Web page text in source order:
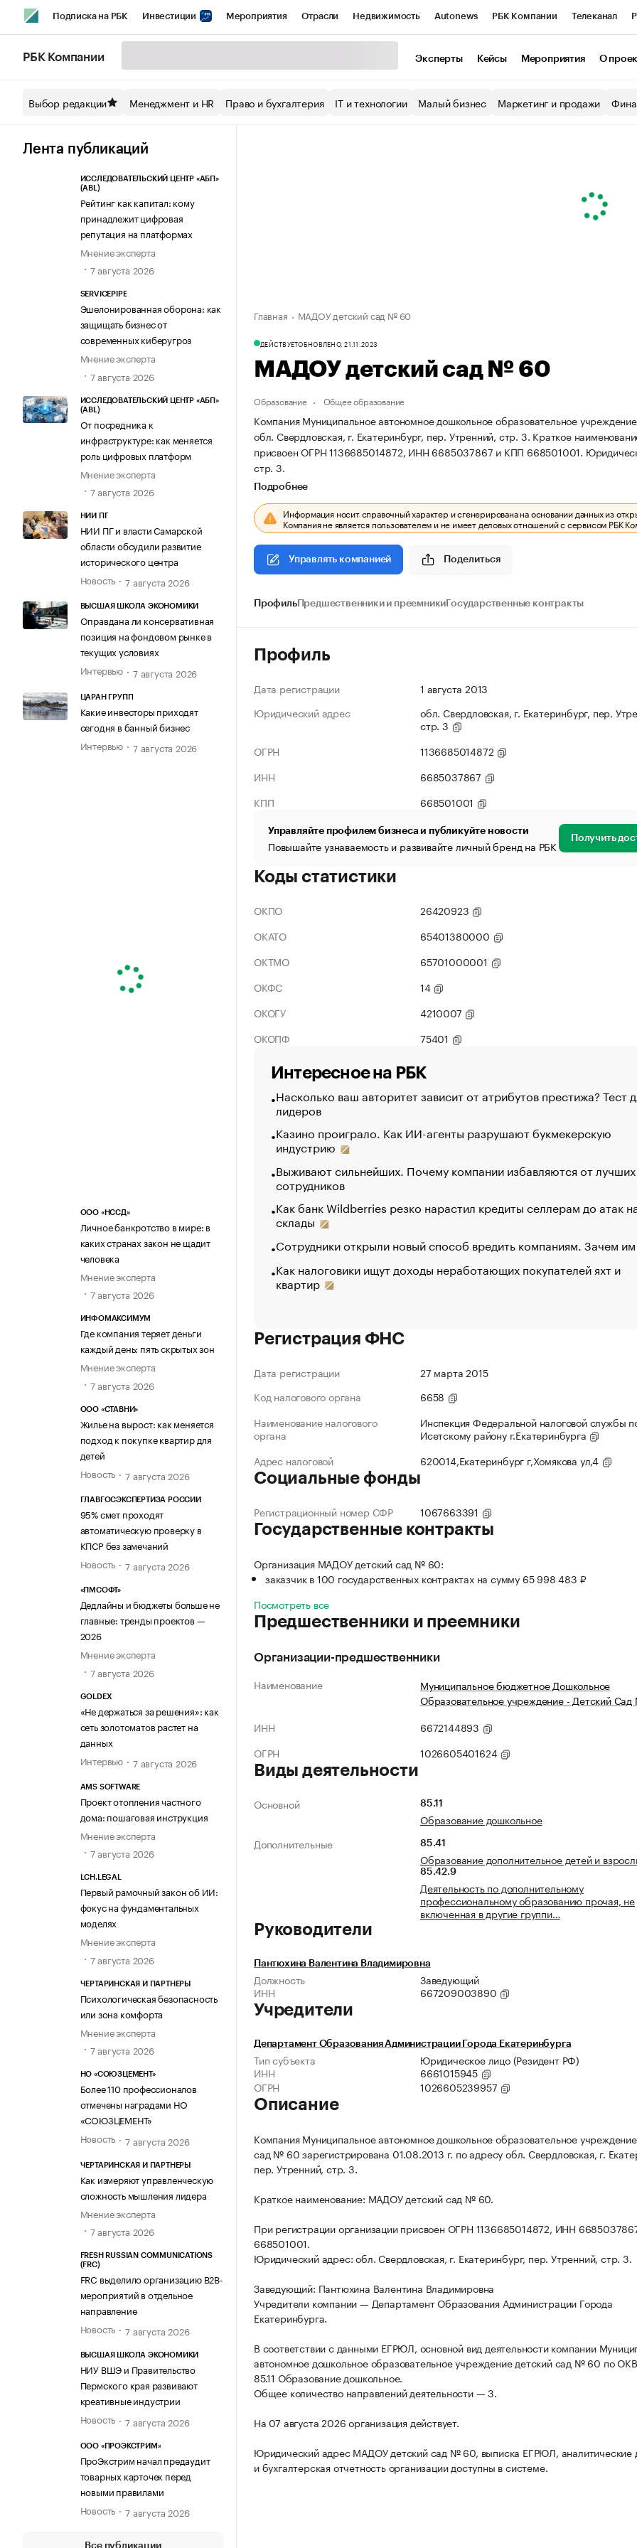
Подписка на РБК Инвестиции Мероприятия Отрасли Недвижимость Autonews РБК Компании Телеканал
Спецпроекты СПб Конференции СПб Спецпроекты Экономика Бизнес
Технологии и медиа
РБК Компании Эксперты Кейсы Мероприятия О
Выбор редакции Менеджмент и HR Право и бухгалтерия IT и технологии Малый бизнес Маркетинг и продажи
Лента публикаций
ИССЛЕДОВАТЕЛЬСКИЙ ЦЕНТР «АБП»
(ABL)
Рейтинг как капитал: кому
принадлежит цифровая
репутация на платформах
Мнение эксперта
7 августа 2026
SERVICEPIPE
Эшелонированная оборона: как
защищать бизнес от
современных киберугроз
Мнение эксперта
7 августа 2026
ИССЛЕДОВАТЕЛЬСКИЙ ЦЕНТР «АБП»
(ABL)
От посредника к
инфраструктуре: как меняется
роль цифровых платформ
Мнение эксперта
7 августа 2026
НИИ ПГ
НИИ ПГ и власти Самарской
области обсудили развитие
исторического центра
Новость
7 августа 2026
ВЫСШАЯ ШКОЛА ЭКОНОМИКИ
Оправдана ли консервативная
позиция на фондовом рынке в
текущих условиях
Интервью
7 августа 2026
ЦАРАН ГРУПП
Какие инвесторы приходят
сегодня в банный бизнес
Интервью
7 августа 2026
ООО «НССД»
Личное банкротство в мире: в
каких странах закон не щадит
человека
Мнение эксперта
7 августа 2026
ИНФОМАКСИМУМ
Где компания теряет деньги
каждый день: пять скрытых зон
Мнение эксперта
7 августа 2026
ООО «СТАВНИ»
Жилье на вырост: как меняется
подход к покупке квартир для
детей
Новость
7 августа 2026
ГЛАВГОСЭКСПЕРТИЗА РОССИИ
95% смет проходят
автоматическую проверку в
КПСР без замечаний
Новость
7 августа 2026
«ПМСОФТ»
Дедлайны и бюджеты больше не
главные: тренды проектов —
2026
Мнение эксперта
7 августа 2026
GOLDEX
«Не держаться за решения»: как
сеть золотоматов растет на
данных
Интервью
7 августа 2026
AMS SOFTWARE
Проект отопления частного
дома: пошаговая инструкция
Мнение эксперта
7 августа 2026
LCH.LEGAL
Первый рамочный закон об ИИ:
фокус на фундаментальных
моделях
Мнение эксперта
7 августа 2026
ЧЕРТАРИНСКАЯ И ПАРТНЕРЫ
Психологическая безопасность
или зона комфорта
Мнение эксперта
7 августа 2026
НО «СОЮЗЦЕМЕНТ»
Более 110 профессионалов
отмечены наградами НО
«СОЮЗЦЕМЕНТ»
Новость
7 августа 2026
ЧЕРТАРИНСКАЯ И ПАРТНЕРЫ
Как измеряют управленческую
сложность мышления лидера
Мнение эксперта
7 августа 2026
FRESH RUSSIAN COMMUNICATIONS
(FRC)
FRC выделило организацию B2B-
мероприятий в отдельное
направление
Новость
7 августа 2026
ВЫСШАЯ ШКОЛА ЭКОНОМИКИ
НИУ ВШЭ и Правительство
Пермского края развивают
креативные индустрии
Новость
7 августа 2026
ООО «ПРОЭКСТРИМ»
ПроЭкстрим начал предаудит
товарных карточек перед
новыми правилами
Новость
7 августа 2026
Все публикации
Главная МАДОУ детский сад № 60
ДЕЙСТВУЕТОБНОВЛЕНО, 21.11.2023
МАДОУ детский сад № 60
Образование Общее образование
Компания Муниципальное автономное дошкольное образовательное
обл. Свердловская, г. Екатеринбург, пер. Утренний, стр. 3. Краткое
присвоен ОГРН 1136685014872, ИНН 6685037867 и КПП 668501001.
стр. 3.
Подробнее
Информация носит справочный характер и сгенерирована на основании данных из
Компания не является пользователем и не имеет деловых отношений с сервисом РБК
Управлять компанией Поделиться
ПрофильПредшественники и преемники Государственные контракты
Профиль
Дата регистрации
1 августа 2013
Юридический адрес
обл. Свердловская, г. Екатеринбург, пер.
стр. 3
ОГРН
1136685014872
ИНН
6685037867
КПП
668501001
Управляйте профилем бизнеса и публикуйте новости
Повышайте узнаваемость и развивайте личный бренд на РБК Получить
Коды статистики
ОКПО
26420923
ОКАТО
65401380000
ОКТМО
65701000001
ОКФС
14
ОКОГУ
4210007
ОКОПФ
75401
Интересное на РБК
Насколько ваш авторитет зависит от атрибутов престижа? Тест
лидеров
Казино проиграло. Как ИИ-агенты разрушают букмекерскую
индустрию
Выживают сильнейших. Почему компании избавляются от лучших
сотрудников
Как банк Wildberries резко нарастил кредиты селлерам до атак
склады
Сотрудники открыли новый способ вредить компаниям. Зачем
Как налоговики ищут доходы неработающих покупателей яхт и
квартир
Регистрация ФНС
Дата регистрации
27 марта 2015
Код налогового органа
6658
Наименование налогового
органа
Инспекция Федеральной налоговой службы
Исетскому району г.Екатеринбурга
Адрес налоговой
620014,Екатеринбург г,Хомякова ул,4
Социальные фонды
Регистрационный номер СФР 1067663391
Государственные контракты
Организация МАДОУ детский сад № 60:
заказчик в 100 государственных контрактах на сумму 65 998 483 ₽
Посмотреть все
Предшественники и преемники
Организации-предшественники
Наименование
Муниципальное бюджетное Дошкольное
Образовательное учреждение - Детский
ИНН
6672144893
ОГРН
1026605401624
Виды деятельности
Основной 85.11
Образование дошкольное
Дополнительные
85.41
Образование дополнительное детей и
85.42.9
Деятельность по дополнительному
профессиональному образованию прочая, не
включенная в другие группи…
Руководители
Пантюхина Валентина Владимировна
Должность
Заведующий
ИНН
667209003890
Учредители
Департамент Образования Администрации Города Екатеринбурга
Тип субъекта
Юридическое лицо (Резидент РФ)
ИНН
6661015945
ОГРН
1026605239957
Описание
Компания Муниципальное автономное дошкольное образовательное
сад № 60 зарегистрирована 01.08.2013 г. по адресу обл. Свердловская, г.
пер. Утренний, стр. 3.
Краткое наименование: МАДОУ детский сад № 60.
При регистрации организации присвоен ОГРН 1136685014872, ИНН
668501001.
Юридический адрес: обл. Свердловская, г. Екатеринбург, пер. Утренний, стр. 3.
Заведующий: Пантюхина Валентина Владимировна
Учредители компании — Департамент Образования Администрации Города
Екатеринбурга.
В соответствии с данными ЕГРЮЛ, основной вид деятельности компании
автономное дошкольное образовательное учреждение детский сад № 60 по
85.11 Образование дошкольное.
Общее количество направлений деятельности — 3.
На 07 августа 2026 организация действует.
Юридический адрес МАДОУ детский сад № 60, выписка ЕГРЮЛ, аналитические
и бухгалтерская отчетность организации доступны в системе.